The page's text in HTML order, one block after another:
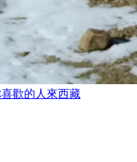
歡的人來西藏